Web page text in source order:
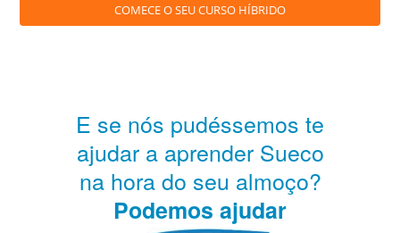
COMECE O SEU CURSO HÍBRIDO
E se nós pudéssemos te
ajudar a aprender Sueco
na hora do seu almoço?
Podemos ajudar